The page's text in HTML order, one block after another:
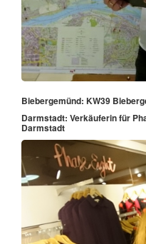
Biebergemünd: KW39
Darmstadt: Verkäuferin für
Darmstadt